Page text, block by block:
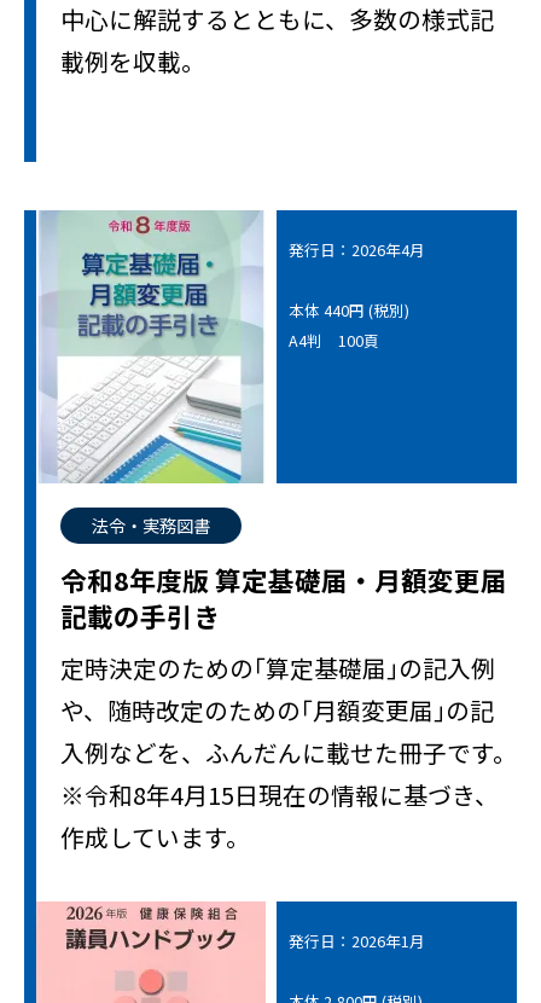
中心に解説するとともに、多数の様式記
載例を収載。
発行日：2026年4月
本体 440円 (税別)
A4判 100頁
法令・実務図書
令和8年度版 算定基礎届・月額変更届
記載の手引き
定時決定のための｢算定基礎届｣の記入例
や、随時改定のための｢月額変更届｣の記
入例などを、ふんだんに載せた冊子です。
※令和8年4月15日現在の情報に基づき、
作成しています。
発行日：2026年1月